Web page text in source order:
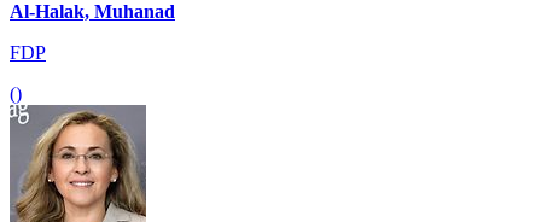
Al-Halak, Muhanad
FDP
()